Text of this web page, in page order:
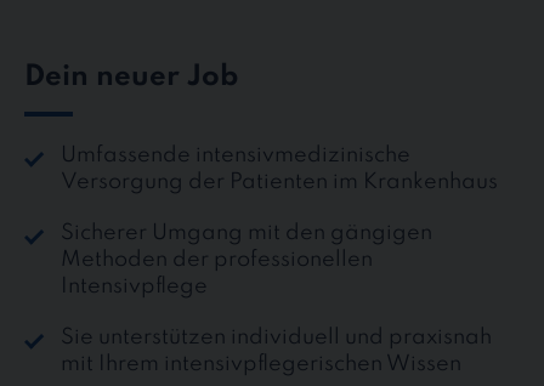
Dein neuer Job
Umfassende intensivmedizinische
Versorgung der Patienten im Krankenhaus
Sicherer Umgang mit den gängigen
Methoden der professionellen
Intensivpflege
Sie unterstützen individuell und praxisnah
mit Ihrem intensivpflegerischen Wissen